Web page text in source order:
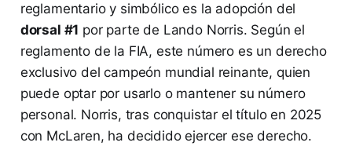
reglamentario y simbólico es la adopción del
dorsal #1 por parte de Lando Norris. Según el
reglamento de la FIA, este número es un derecho
exclusivo del campeón mundial reinante, quien
puede optar por usarlo o mantener su número
personal. Norris, tras conquistar el título en 2025
con McLaren, ha decidido ejercer ese derecho.